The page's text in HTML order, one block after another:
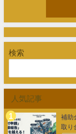
検索
人気記事
補助
取り